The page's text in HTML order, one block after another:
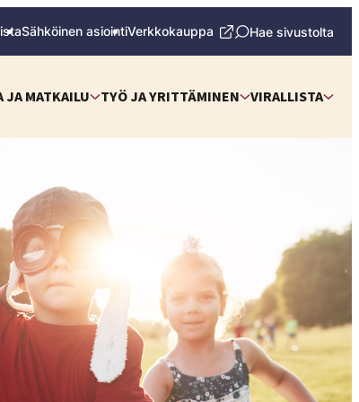
Sähköinen asiointiVerkkokauppa Hae sivustolta
JA MATKAILU TYÖ JA YRITTÄMINEN VIRALLISTA